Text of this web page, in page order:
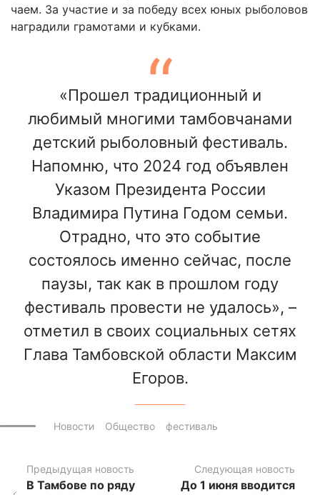
чаем. За участие и за победу всех юных рыболовов
наградили грамотами и кубками.
«Прошел традиционный и
любимый многими тамбовчанами
детский рыболовный фестиваль.
Напомню, что 2024 год объявлен
Указом Президента России
Владимира Путина Годом семьи.
Отрадно, что это событие
состоялось именно сейчас, после
паузы, так как в прошлом году
фестиваль провести не удалось», –
отметил в своих социальных сетях
Глава Тамбовской области Максим
Егоров.
Новости Общество фестиваль
Предыдущая новость
В Тамбове по ряду
Следующая новость
До 1 июня вводится